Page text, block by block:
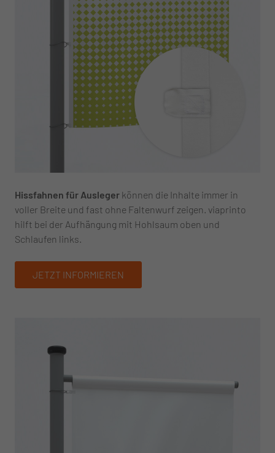
Hissfahnen für Ausleger können die Inhalte immer in
voller Breite und fast ohne Faltenwurf zeigen. viaprinto
hilft bei der Aufhängung mit Hohlsaum oben und
Schlaufen links.
JETZT INFORMIEREN